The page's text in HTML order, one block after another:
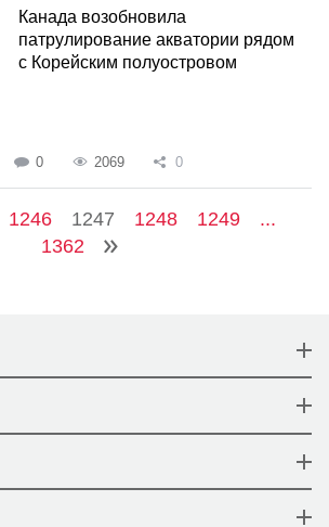
Канада возобновила
патрулирование акватории рядом
с Корейским полуостровом
0 2069 0
1246 1247 1248 1249
...
1362